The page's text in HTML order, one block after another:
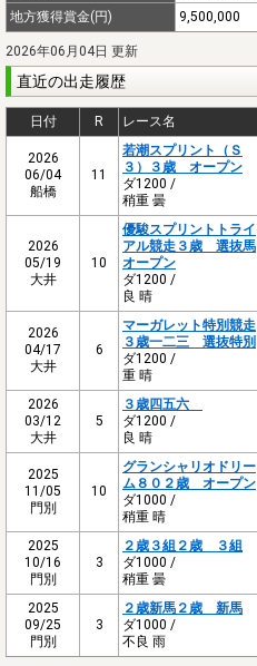
地方獲得賞金(円)
9,500,000
2026年06月04日 更新
直近の出走履歴
日付 R レース名
2026
06/04
船橋
11
若潮スプリント（Ｓ
３）３歳 オープン
ダ1200 /
稍重 曇
2026
05/19
大井
10
優駿スプリントトライ
アル競走３歳 選抜馬
オープン
ダ1200 /
良 晴
2026
04/17
大井
6
マーガレット特別競走
３歳一二三 選抜特別
ダ1200 /
重 晴
2026
03/12
大井
5
３歳四五六
ダ1200 /
良 晴
2025
11/05
門別
10
グランシャリオドリー
ム８０２歳 オープン
ダ1000 /
稍重 晴
2025
10/16
門別
3
２歳３組２歳 ３組
ダ1000 /
稍重 曇
2025
09/25
門別
3
２歳新馬２歳 新馬
ダ1000 /
不良 雨